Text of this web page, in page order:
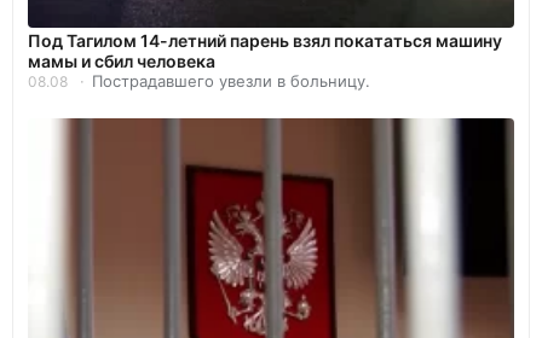
Под Тагилом 14-летний парень взял покататься машину
мамы и сбил человека
08.08 Пострадавшего увезли в больницу.